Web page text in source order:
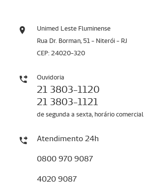
Unimed Leste Fluminense
Rua Dr. Borman, 51 - Niterói - RJ
CEP: 24020-320
Ouvidoria
21 3803-1120
21 3803-1121
de segunda a sexta, horário comercial
Atendimento 24h
0800 970 9087
4020 9087